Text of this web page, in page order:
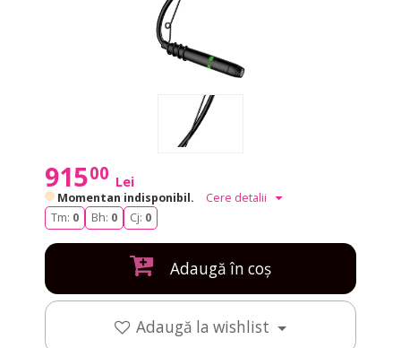
91500 Lei
Momentan indisponibil.
Cere detalii
Tm: 0 Bh: 0 Cj: 0
Adaugă în coș
Adaugă la wishlist